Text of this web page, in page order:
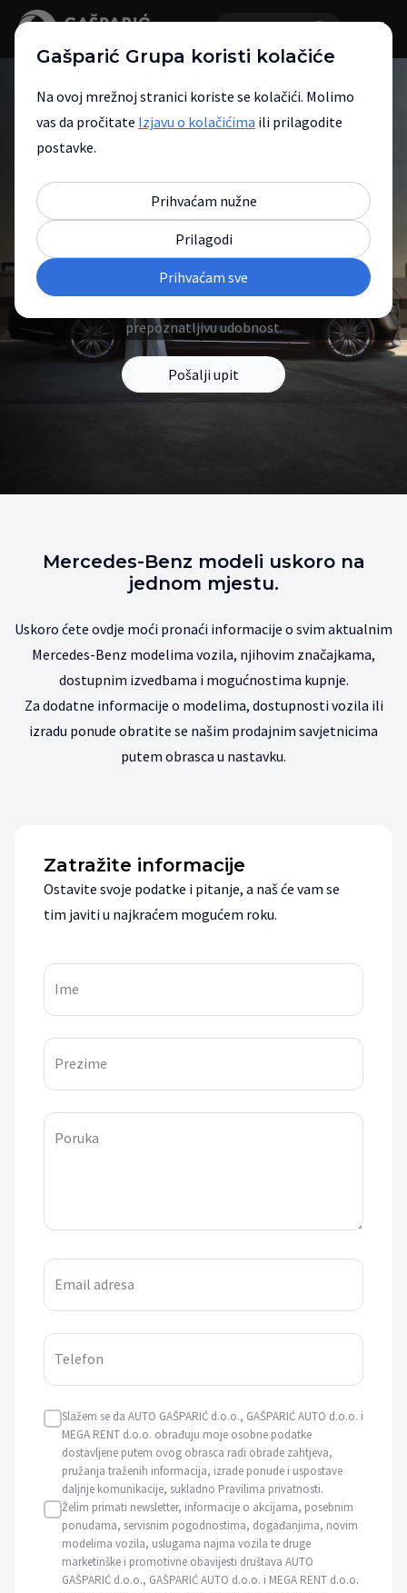
Mercedes-Benz nova
vozila
Otkrijte modele koji spajaju vrhunski
prepoznatljivu udobnost.
Pošalji upit
Mercedes-Benz modeli uskoro na
jednom mjestu.
Uskoro ćete ovdje moći pronaći informacije o svim aktualnim
Mercedes-Benz modelima vozila, njihovim značajkama,
dostupnim izvedbama i mogućnostima kupnje.
Za dodatne informacije o modelima, dostupnosti vozila ili
izradu ponude obratite se našim prodajnim savjetnicima
putem obrasca u nastavku.
Zatražite informacije
Ostavite svoje podatke i pitanje, a naš će vam se
tim javiti u najkraćem mogućem roku.
Ime
Prezime
Poruka
Email adresa
Telefon
Slažem se da AUTO GAŠPARIĆ d.o.o., GAŠPARIĆ AUTO d.o.o. i
MEGA RENT d.o.o. obrađuju moje osobne podatke
dostavljene putem ovog obrasca radi obrade zahtjeva,
pružanja traženih informacija, izrade ponude i uspostave
daljnje komunikacije, sukladno Pravilima privatnosti.
Želim primati newsletter, informacije o akcijama, posebnim
ponudama, servisnim pogodnostima, događanjima, novim
modelima vozila, uslugama najma vozila te druge
marketinške i promotivne obavijesti društava AUTO
GAŠPARIĆ d.o.o., GAŠPARIĆ AUTO d.o.o. i MEGA RENT d.o.o.
Gašparić Grupa koristi kolačiće
Na ovoj mrežnoj stranici koriste se kolačići. Molimo
vas da pročitate Izjavu o kolačićima ili prilagodite
postavke.
Prihvaćam nužne
Prilagodi
Prihvaćam sve